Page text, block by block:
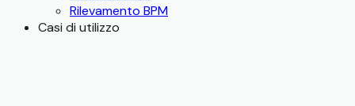
Rilevamento BPM
Casi di utilizzo